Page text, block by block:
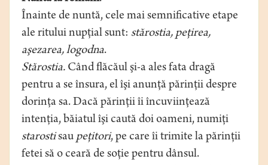
Înainte de nuntă, cele mai semnificative etape
ale ritului nupţial sunt: stărostia, peţirea,
aşezarea, logodna.
Stărostia. Când flăcăul şi-a ales fata dragă
pentru a se însura, el îşi anunţă părinţii despre
dorinţa sa. Dacă părinţii îi încuviinţează
intenţia, băiatul îşi caută doi oameni, numiţi
starostisau peţitori, pe care îi trimite la părinţii
fetei să o ceară de soţie pentru dânsul.